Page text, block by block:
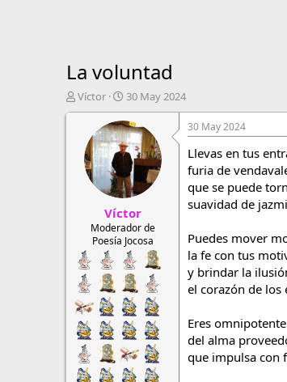
La voluntad
A
u
Víctor
F
e
c
h
a
d
e
i
n
i
c
i
o
30 May 2024
Víctor
Moderador de
Poesía Jocosa
30 May 2024
Llevas en tus
furia de
que se puede
suavidad de
Puedes mover
la fe con tus
y brindar la
el corazón de los
Eres
del alma
que impulsa con